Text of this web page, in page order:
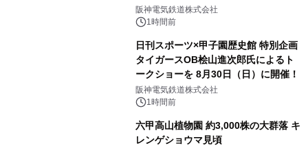
直前割パスポートを販売～
阪神電気鉄道株式会社
1時間前
日刊スポーツ×甲子園歴史館 特別企画
タイガースOB桧山進次郎氏によるト
ークショーを 8月30日（日）に開催！
阪神電気鉄道株式会社
1時間前
六甲高山植物園 約3,000株の大群落 キ
レンゲショウマ見頃